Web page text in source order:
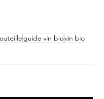
guide vin biovin bio